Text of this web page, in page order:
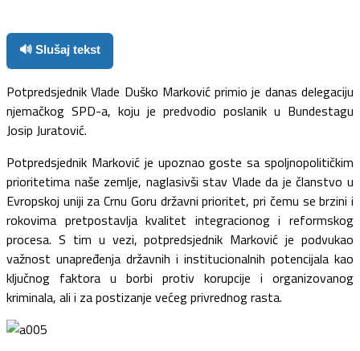
🔊 Slušaj tekst
Potpredsjednik Vlade Duško Marković primio je danas delegaciju
njemačkog SPD-a, koju je predvodio poslanik u Bundestagu
Josip Juratović.
Potpredsjednik Marković je upoznao goste sa spoljnopolitičkim
prioritetima naše zemlje, naglasivši stav Vlade da je članstvo u
Evropskoj uniji za Crnu Goru državni prioritet, pri čemu se brzini i
rokovima pretpostavlja kvalitet integracionog i reformskog
procesa. S tim u vezi, potpredsjednik Marković je podvukao
važnost unapređenja državnih i institucionalnih potencijala kao
ključnog faktora u borbi protiv korupcije i organizovanog
kriminala, ali i za postizanje većeg privrednog rasta.